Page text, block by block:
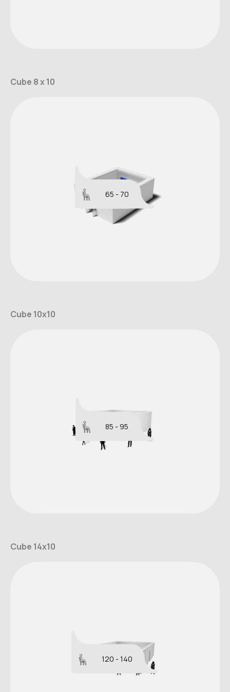
Cube 8 x 10
65 - 70
Cube 10x10
85 - 95
Cube 14x10
120 - 140